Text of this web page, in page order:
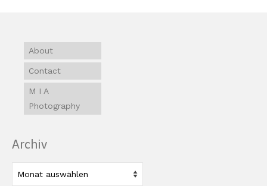
About
Contact
M I A
Photography
Archiv